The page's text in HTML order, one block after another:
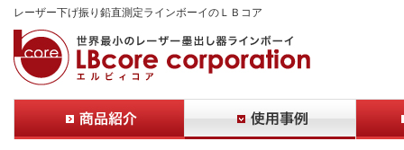
レーザー下げ振り鉛直測定ラインボーイのＬＢコア